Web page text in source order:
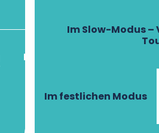
Im Slow-Modus
Im festlichen Modus
Im Flugzeug